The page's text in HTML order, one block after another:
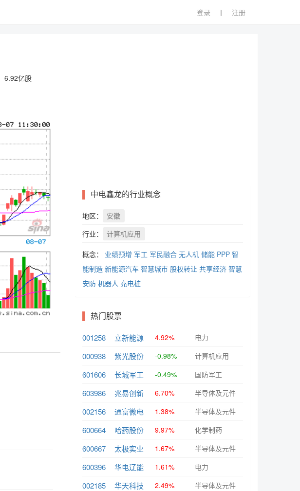
注册
丨
登录
6.92亿股
中电鑫龙的行业概念
地区：
安徽
行业：
计算机应用
概念： 业绩预增 军工 军民融合 无人机 储能 PPP 智
能制造 新能源汽车 智慧城市 股权转让 共享经济 智慧
安防 机器人 充电桩
热门股票
001258 立新能源 4.92% 电力
000938 紫光股份 -0.98% 计算机应用
601606 长城军工 -0.49% 国防军工
603986 兆易创新 6.70% 半导体及元件
002156 通富微电 1.38% 半导体及元件
600664 哈药股份 9.97% 化学制药
600667 太极实业 1.67% 半导体及元件
600396 华电辽能 1.61% 电力
002185 华天科技 2.49% 半导体及元件